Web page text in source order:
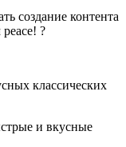
создание контента
?
классических
и вкусные